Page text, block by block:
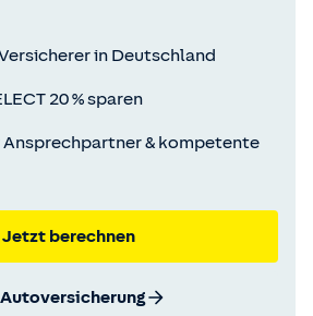
in Deutschland
20 % sparen
Ansprechpartner & kompetente
Jetzt berechnen